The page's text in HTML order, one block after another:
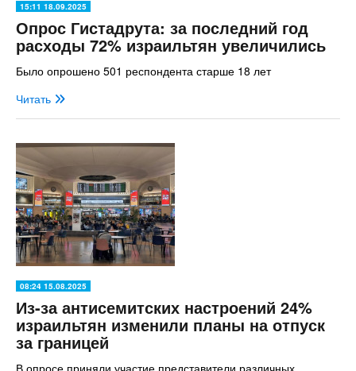
15:11 18.09.2025
Опрос Гистадрута: за последний год
расходы 72% израильтян увеличились
Было опрошено 501 респондента старше 18 лет
Читать
08:24 15.08.2025
Из-за антисемитских настроений 24%
израильтян изменили планы на отпуск
за границей